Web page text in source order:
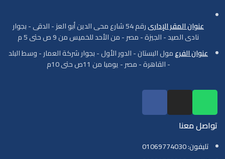
عنوان المقر الإدارى
رقم 54 شارع محى الدين أبو العز - الدقى - بجوار
نادى الصيد - الجيزة - مصر - من الأحد للخميس من 9 ص حتى 5 م
عنوان الفرعمول البستان - الدور الأول - بجوار شركة العمار - وسط البلد
- القاهرة - مصر - يوميا من 11ص حتى 10م
تواصل معنا
تليفون: 01069774030